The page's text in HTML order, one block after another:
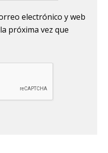
electrónico y web
próxima vez que